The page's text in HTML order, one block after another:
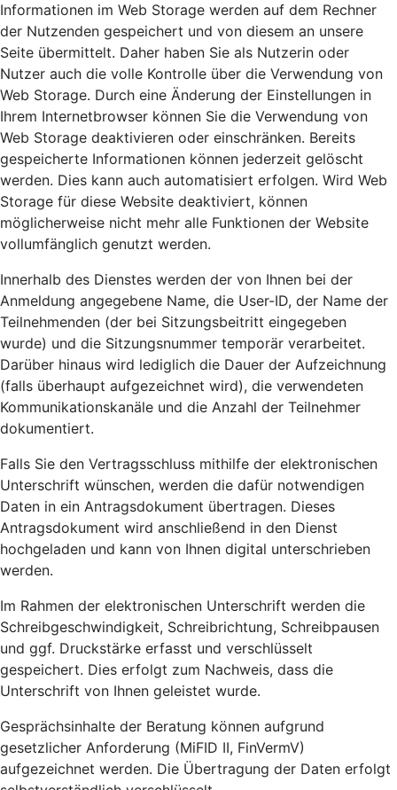
Informationen im Web Storage werden auf dem Rechner
der Nutzenden gespeichert und von diesem an unsere
Seite übermittelt. Daher haben Sie als Nutzerin oder
Nutzer auch die volle Kontrolle über die Verwendung von
Web Storage. Durch eine Änderung der Einstellungen in
Ihrem Internetbrowser können Sie die Verwendung von
Web Storage deaktivieren oder einschränken. Bereits
gespeicherte Informationen können jederzeit gelöscht
werden. Dies kann auch automatisiert erfolgen. Wird Web
Storage für diese Website deaktiviert, können
möglicherweise nicht mehr alle Funktionen der Website
vollumfänglich genutzt werden.
Innerhalb des Dienstes werden der von Ihnen bei der
Anmeldung angegebene Name, die User-ID, der Name der
Teilnehmenden (der bei Sitzungsbeitritt eingegeben
wurde) und die Sitzungsnummer temporär verarbeitet.
Darüber hinaus wird lediglich die Dauer der Aufzeichnung
(falls überhaupt aufgezeichnet wird), die verwendeten
Kommunikationskanäle und die Anzahl der Teilnehmer
dokumentiert.
Falls Sie den Vertragsschluss mithilfe der elektronischen
Unterschrift wünschen, werden die dafür notwendigen
Daten in ein Antragsdokument übertragen. Dieses
Antragsdokument wird anschließend in den Dienst
hochgeladen und kann von Ihnen digital unterschrieben
werden.
Im Rahmen der elektronischen Unterschrift werden die
Schreibgeschwindigkeit, Schreibrichtung, Schreibpausen
und ggf. Druckstärke erfasst und verschlüsselt
gespeichert. Dies erfolgt zum Nachweis, dass die
Unterschrift von Ihnen geleistet wurde.
Gesprächsinhalte der Beratung können aufgrund
gesetzlicher Anforderung (MiFID II, FinVermV)
aufgezeichnet werden. Die Übertragung der Daten erfolgt